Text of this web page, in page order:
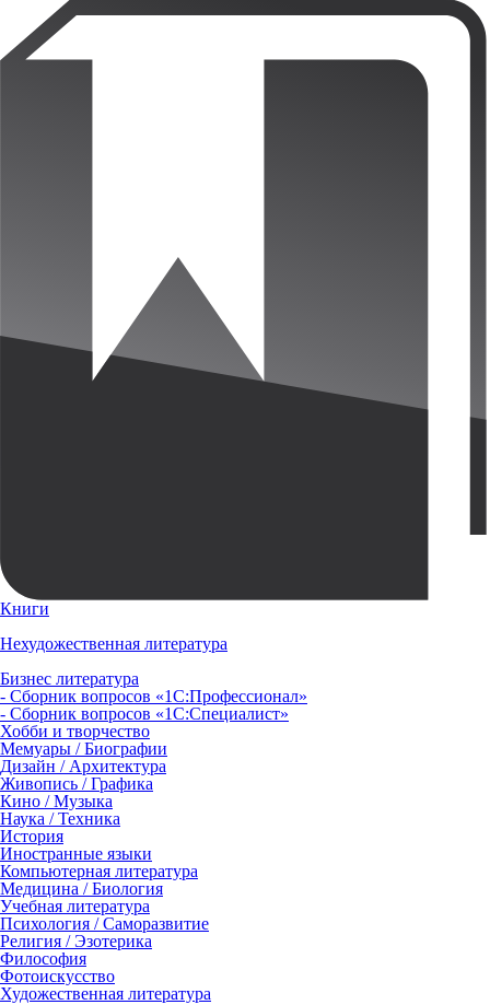
Книги
Нехудожественная литература
Бизнес литература
- Сборник вопросов «1С:Профессионал»
- Сборник вопросов «1С:Специалист»
Хобби и творчество
Мемуары / Биографии
Дизайн / Архитектура
Живопись / Графика
Кино / Музыка
Наука / Техника
История
Иностранные языки
Компьютерная литература
Медицина / Биология
Учебная литература
Психология / Саморазвитие
Религия / Эзотерика
Философия
Фотоискусство
Художественная литература